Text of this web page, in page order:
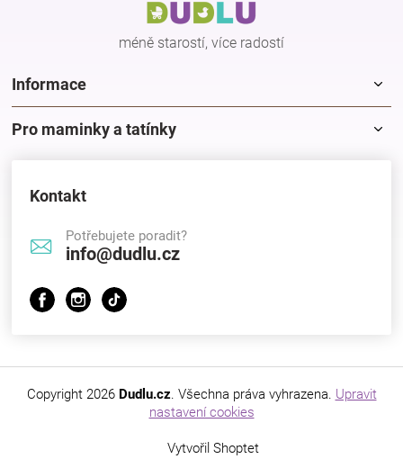
méně starostí, více radostí
Informace
Pro maminky a tatínky
Kontakt
Potřebujete poradit?
info@dudlu.cz
Vytvořil Shoptet
Copyright 2026 Dudlu.cz. Všechna práva vyhrazena. Upravit
nastavení cookies